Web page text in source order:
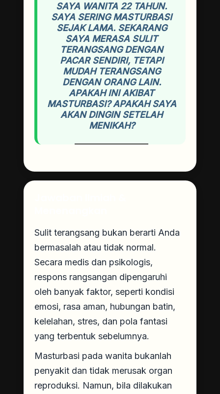
SAYA WANITA 22 TAHUN.
SAYA SERING MASTURBASI
SEJAK LAMA. SEKARANG
SAYA MERASA SULIT
TERANGSANG DENGAN
PACAR SENDIRI, TETAPI
MUDAH TERANGSANG
DENGAN ORANG LAIN.
APAKAH INI AKIBAT
MASTURBASI? APAKAH SAYA
AKAN DINGIN SETELAH
MENIKAH?
Sulit terangsang bukan berarti Anda
bermasalah atau tidak normal.
Secara medis dan psikologis,
respons rangsangan dipengaruhi
oleh banyak faktor, seperti kondisi
emosi, rasa aman, hubungan batin,
kelelahan, stres, dan pola fantasi
yang terbentuk sebelumnya.
Masturbasi pada wanita bukanlah
penyakit dan tidak merusak organ
reproduksi. Namun, bila dilakukan